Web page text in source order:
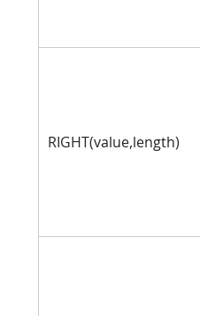
RIGHT(value,length)